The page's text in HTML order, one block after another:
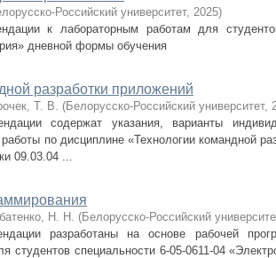
Российский университет, 2025)
к лабораторным работам для
дневной формы обучения
разработки приложений
Т. В. (Белорусско-Российский университет,
содержат указания, варианты
по дисциплине «Технологии командной
09.03.04 ...
Н. Н. (Белорусско-Российский
разработаны на основе рабочей
студентов специальности 6-05-0611-04